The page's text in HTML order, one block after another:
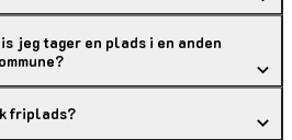
jeg tager en plads i en anden
friplads?